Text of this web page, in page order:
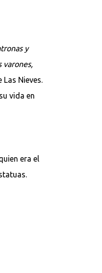
y
varones,
Nieves.
vida en
era el